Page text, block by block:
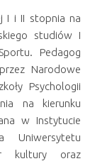
I i II stopnia na
studiów I
Pedagog
Narodowe
Psychologii
na kierunku
w Instytucie
Uniwersytetu
kultury oraz